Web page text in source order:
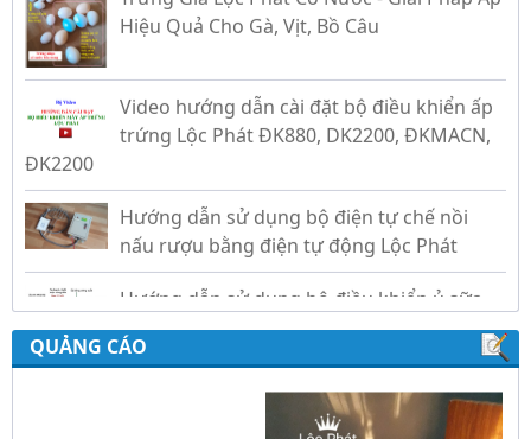
Video hướng dẫn cài đặt bộ điều khiển ấp
trứng Lộc Phát ĐK880, DK2200, ĐKMACN,
ĐK2200
Hướng dẫn sử dụng bộ điện tự chế nồi
nấu rượu bằng điện tự động Lộc Phát
Hướng dẫn sử dụng bộ điều khiển ủ sữa
chua công nghiệp Lộc Phát
Hướng dẫn sử dụng bộ điều khiển độ ẩm
gold, nhiệt độ và ánh sáng tự động Lộc
QUẢNG CÁO